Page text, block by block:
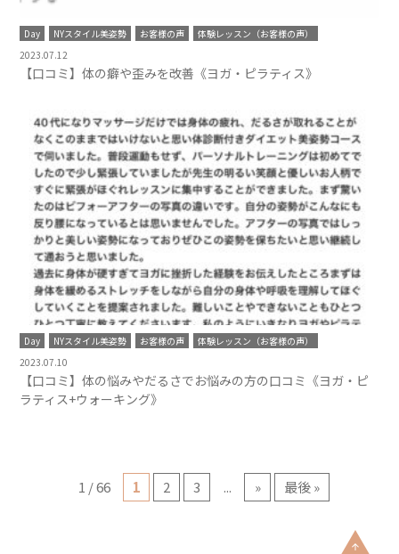
Day NYスタイル美姿勢 お客様の声
体験レッスン（お客様の声）
2023.07.12
【口コミ】体の癖や歪みを改善《ヨガ・ピラティス》
Day NYスタイル美姿勢 お客様の声
体験レッスン（お客様の声）
2023.07.10
【口コミ】体の悩みやだるさでお悩みの方の口コミ《ヨガ・ピ
ラティス+ウォーキング》
1 / 66 1 2 3 ... » 最後 »